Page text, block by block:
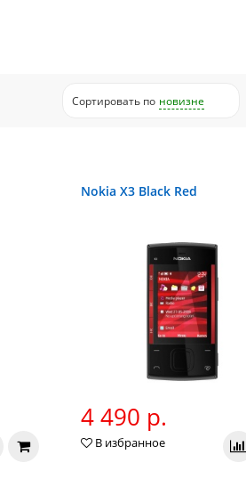
Сортировать по новизне
Nokia X3 Black Red
4 490 р.
В избранное